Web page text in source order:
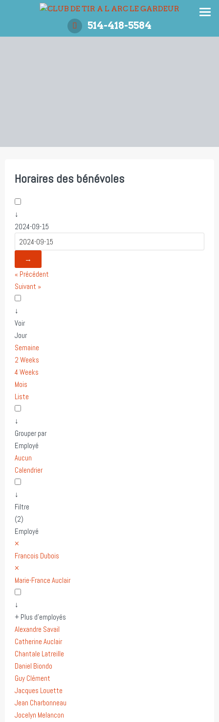
514-418-5584
Horaires des bénévoles
↓
2024-09-15
→
« Précédent
Suivant »
↓
Voir
Jour
Semaine
2 Weeks
4 Weeks
Mois
Liste
↓
Grouper par
Employé
Aucun
Calendrier
↓
Filtre
(2)
Employé
×
Francois Dubois
×
Marie-France Auclair
↓
+ Plus d'employés
Alexandre Savail
Catherine Auclair
Chantale Latreille
Daniel Biondo
Guy Clément
Jacques Louette
Jean Charbonneau
Jocelyn Melancon